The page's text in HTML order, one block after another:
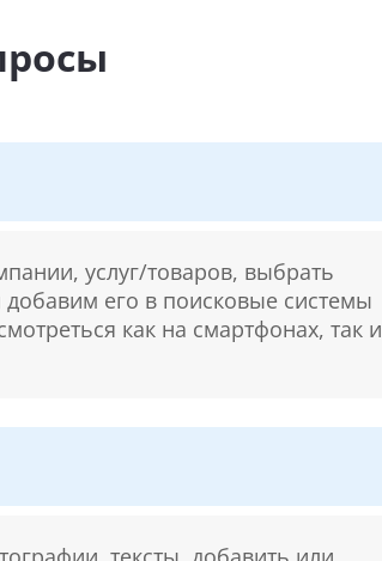
услуг/товаров, выбрать
его в поисковые системы
как на смартфонах, так и